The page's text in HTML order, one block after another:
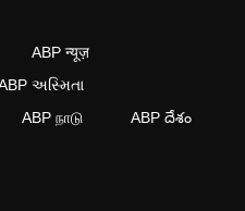
ABP न्यूज़
અસ્મિતા
ABP நாடு ABP దేశం